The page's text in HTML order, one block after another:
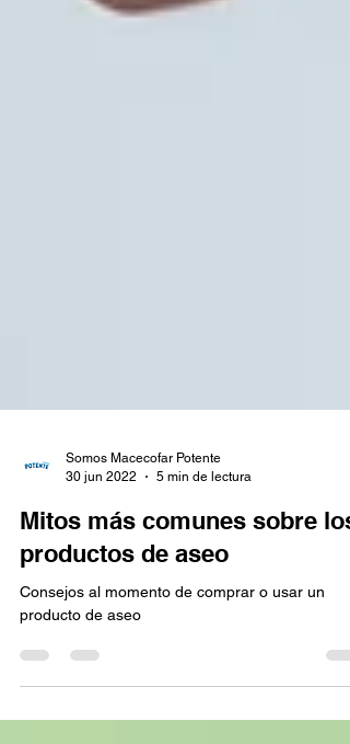
30 jun 2022
5 min de lectura
Mitos más comunes sobre los
productos de aseo
producto de aseo